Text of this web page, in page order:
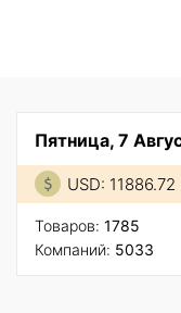
Пятница, 7
USD: 11886.72
Товаров: 1785
Компаний: 5033